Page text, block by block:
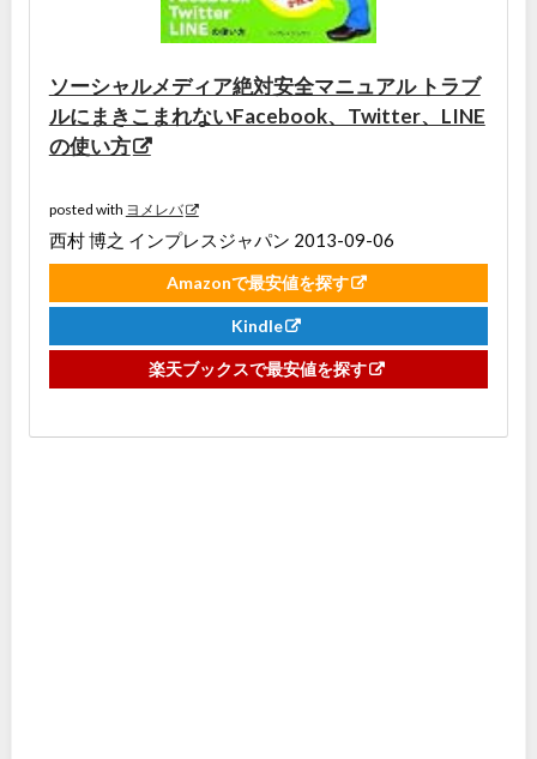
ソーシャルメディア絶対安全マニュアル トラブ
ルにまきこまれないFacebook、Twitter、LINE
の使い方
posted with ヨメレバ
西村 博之 インプレスジャパン 2013-09-06
Amazonで最安値を探す
Kindle
楽天ブックスで最安値を探す